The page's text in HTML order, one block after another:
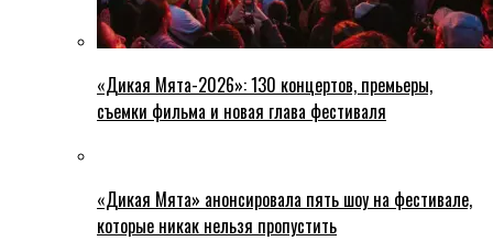
«Дикая Мята-2026»: 130 концертов, премьеры,
съемки фильма и новая глава фестиваля
«Дикая Мята» анонсировала пять шоу на фестивале,
которые никак нельзя пропустить